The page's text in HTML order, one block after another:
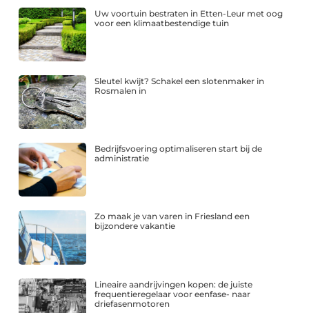
Uw voortuin bestraten in Etten-Leur met oog
voor een klimaatbestendige tuin
Sleutel kwijt? Schakel een slotenmaker in
Rosmalen in
Bedrijfsvoering optimaliseren start bij de
administratie
Zo maak je van varen in Friesland een
bijzondere vakantie
Lineaire aandrijvingen kopen: de juiste
frequentieregelaar voor eenfase- naar
driefasenmotoren